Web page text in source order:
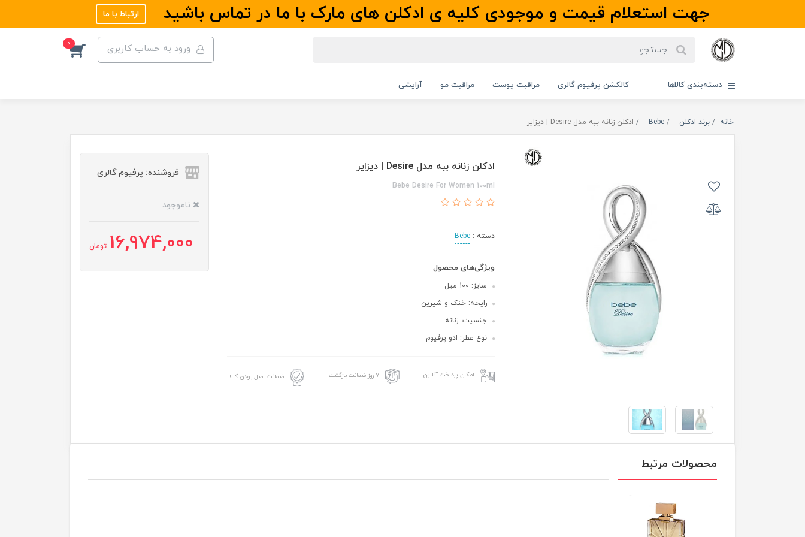
جهت استعلام قیمت و موجودی کلیه ی ادکلن های مارک با ما در تماس باشید ارتباط با ما
ورود به حساب کاربری 0
دسته‌بندی کالاها کالکشن پرفیوم گالری مراقبت پوست مراقبت مو آرایشی
خانه برند ادکلن Bebe ادکلن زنانه ببه مدل Desire | دیزایر
ادکلن زنانه ببه مدل Desire | دیزایر
Bebe Desire For Women 100ml
دسته :Bebe
ویژگی‌های محصول
سایز: 100 میل
رایحه: خنک و شیرین
جنسیت: زنانه
نوع عطر: ادو پرفیوم
امکان پرداخت آنلاین ۷ روز ضمانت بازگشت ضمانت اصل بودن کالا
فروشنده: پرفیوم گالری
ناموجود
16,974,000 تومان
محصولات مرتبط